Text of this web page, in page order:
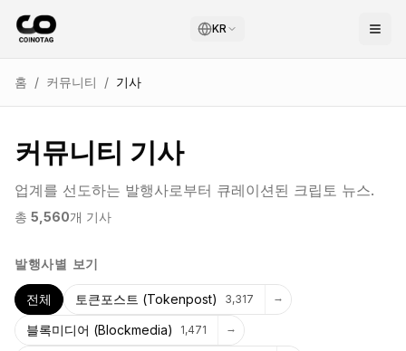
KR
홈 / 커뮤니티 / 기사
커뮤니티 기사
업계를 선도하는 발행사로부터 큐레이션된 크립토 뉴스.
총 5,560개 기사
발행사별 보기
전체 토큰포스트 (Tokenpost) 3,317 →
블록미디어 (Blockmedia) 1,471 →